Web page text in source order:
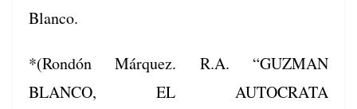
Blanco.
*(Rondón Márquez. R.A. “GUZMAN
BLANCO, EL AUTOCRATA